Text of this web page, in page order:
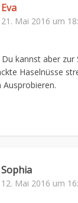
Eva
21. Mai 2016 um
kannst aber zur
Haselnüsse
Ausprobieren.
Sophia
12. Mai 2016 um